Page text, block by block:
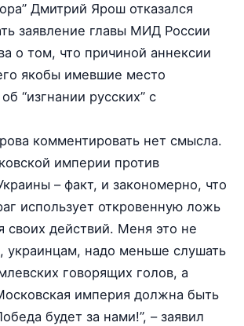
Дмитрий Ярош отказался
заявление главы МИД России
о том, что причиной аннексии
якобы имевшие место
“изгнании русских” с
комментировать нет смысла.
империи против
– факт, и закономерно, что
использует откровенную ложь
своих действий. Меня это не
украинцам, надо меньше слушать
говорящих голов, а
империя должна быть
будет за нами!”, – заявил